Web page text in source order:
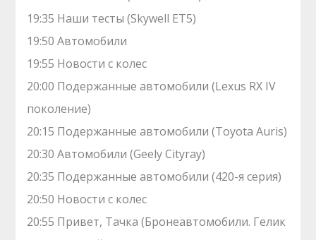
19:35 Наши тесты (Skywell ET5)
19:50 Автомобили
19:55 Новости с колес
20:00 Подержанные автомобили (Lexus RX IV
поколение)
20:15 Подержанные автомобили (Toyota Auris)
20:30 Автомобили (Geely Cityray)
20:35 Подержанные автомобили (420-я серия)
20:50 Новости с колес
20:55 Привет, Тачка (Бронеавтомобили. Гелик